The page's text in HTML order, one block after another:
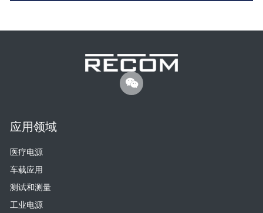
应用领域
医疗电源
车载应用
测试和测量
工业电源